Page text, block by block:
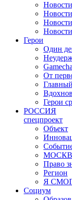
Герои
Один
От
Герои
РОССИЯ
спецпроект
Объект
Право
Регион
Я
Социум